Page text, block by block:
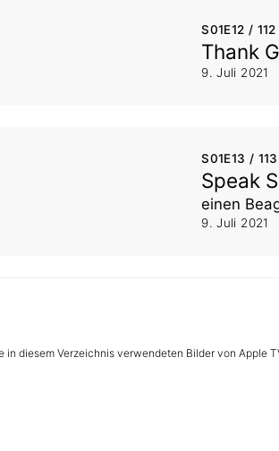
S01E12 / 112
Thank
9. Juli 2021
S01E13 / 113
Speak
einen
9. Juli 2021
in diesem Verzeichnis verwendeten Bilder von Apple